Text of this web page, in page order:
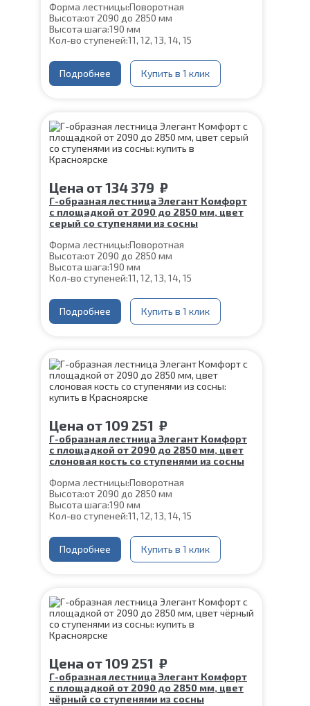
Форма лестницы:Поворотная
Высота:от 2090 до 2850 мм
Высота шага:190 мм
Кол-во ступеней:11, 12, 13, 14, 15
Глубина ступени:
300 мм
Ширина марша:
900 мм
Материал каркаса:Сталь
Угол наклона: 39°
Срок гарантии (на металлокаркас):25 лет
Подробнее Купить в 1 клик
Цена от134 379 ₽
Г-образная лестница Элегант Комфорт
с площадкой от 2090 до 2850 мм, цвет
серый со ступенями из сосны
Форма лестницы:Поворотная
Высота:от 2090 до 2850 мм
Высота шага:190 мм
Кол-во ступеней:11, 12, 13, 14, 15
Глубина ступени:
300 мм
Ширина марша:
900 мм
Материал каркаса:Сталь
Угол наклона: 39°
Срок гарантии (на металлокаркас):25 лет
Подробнее Купить в 1 клик
Цена от109 251 ₽
Г-образная лестница Элегант Комфорт
с площадкой от 2090 до 2850 мм, цвет
слоновая кость со ступенями из сосны
Форма лестницы:Поворотная
Высота:от 2090 до 2850 мм
Высота шага:190 мм
Кол-во ступеней:11, 12, 13, 14, 15
Глубина ступени:
300 мм
Ширина марша:
900 мм
Материал каркаса:Сталь
Угол наклона: 39°
Срок гарантии (на металлокаркас):25 лет
Подробнее Купить в 1 клик
Цена от109 251 ₽
Г-образная лестница Элегант Комфорт
с площадкой от 2090 до 2850 мм, цвет
чёрный со ступенями из сосны